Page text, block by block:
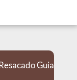
Guia